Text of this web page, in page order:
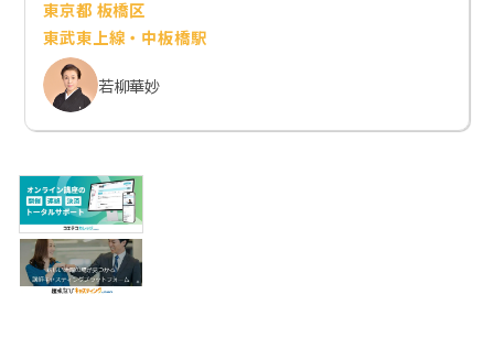
東京都 板橋区
東武東上線・中板橋駅
若柳華妙